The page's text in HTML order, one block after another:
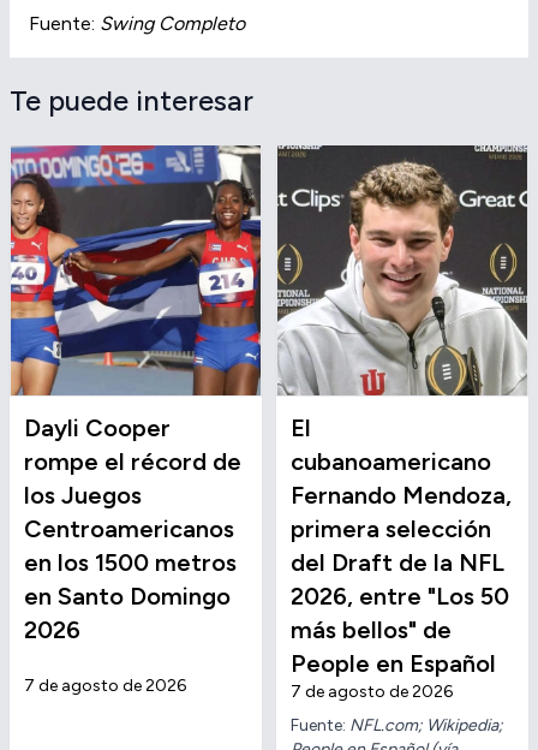
Fuente: Swing Completo
Te puede interesar
Dayli Cooper
rompe el récord de
los Juegos
Centroamericanos
en los 1500 metros
en Santo Domingo
2026
7 de agosto de 2026
El
cubanoamericano
Fernando Mendoza,
primera selección
del Draft de la NFL
2026, entre "Los 50
más bellos" de
People en Español
7 de agosto de 2026
Fuente: NFL.com; Wikipedia;